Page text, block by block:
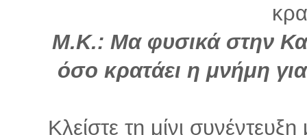
Μ.Κ.: Μα φυσικά στην
όσο κρατάει η μνήμη
Κλείστε τη μίνι